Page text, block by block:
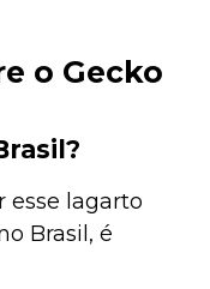
o Gecko
esse lagarto
Brasil, é